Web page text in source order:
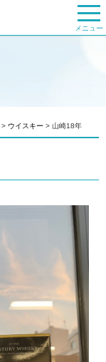
メニュー
> ウイスキー > 山崎18年